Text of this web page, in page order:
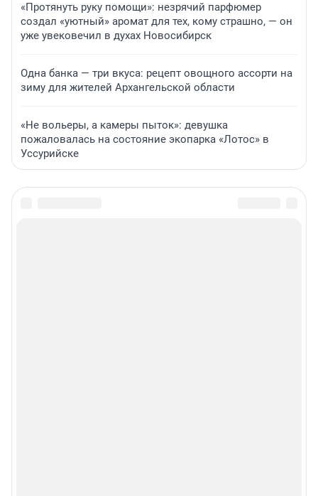
«Протянуть руку помощи»: незрячий парфюмер
создал «уютный» аромат для тех, кому страшно, — он
уже увековечил в духах Новосибирск
Одна банка — три вкуса: рецепт овощного ассорти на
зиму для жителей Архангельской области
«Не вольеры, а камеры пыток»: девушка
пожаловалась на состояние экопарка «Лотос» в
Уссурийске